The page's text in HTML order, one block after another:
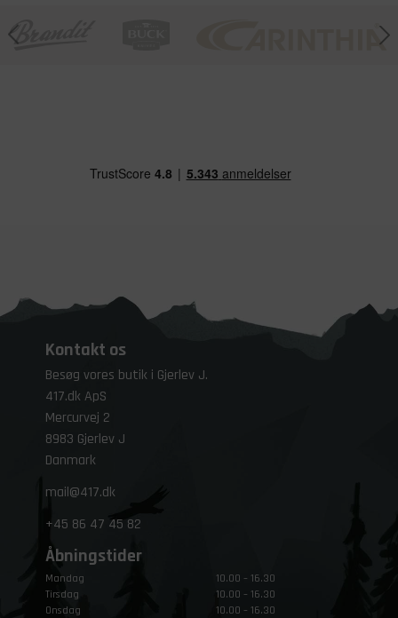
Kontakt os
Besøg vores butik i Gjerlev J.
417.dk ApS
Mercurvej 2
8983 Gjerlev J
Danmark
mail@417.dk
+45 86 47 45 82
Åbningstider
Mandag
10.00 – 16.30
Tirsdag
10.00 – 16.30
Onsdag
10.00 – 16.30